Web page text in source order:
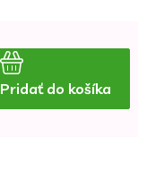
Pridať do košíka